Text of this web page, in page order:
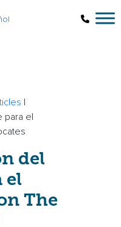
|
para el
del
el
The